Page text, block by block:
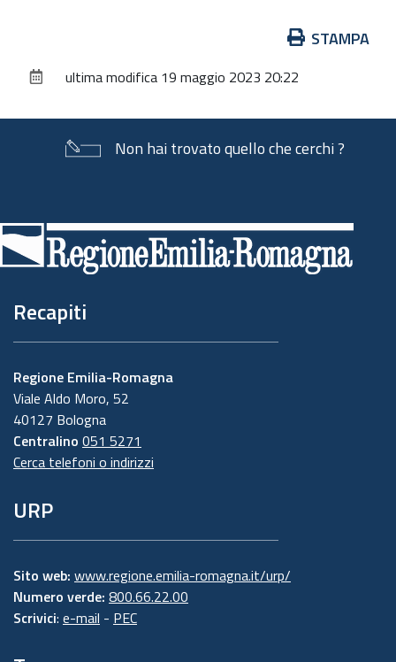
documento
STAMPA
ultima modifica 19 maggio 2023 20:22
Non hai trovato quello che cerchi ?
di
pagina
Recapiti
Regione Emilia-Romagna
Viale Aldo Moro, 52
40127 Bologna
Centralino 051 5271
Cerca telefoni o indirizzi
URP
Sito web: www.regione.emilia-romagna.it/urp/
Numero verde: 800.66.22.00
Scrivici: e-mail - PEC